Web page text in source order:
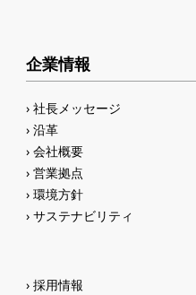
企業情報
社長メッセージ
沿革
会社概要
営業拠点
環境方針
サステナビリティ
採用情報